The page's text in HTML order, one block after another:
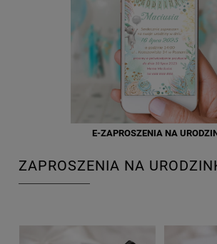
E-ZAPROSZENIA NA
ZAPROSZENIA NA